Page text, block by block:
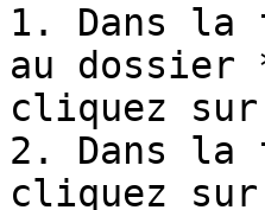
1. Dans la
au dossier
cliquez sur
2. Dans la
cliquez